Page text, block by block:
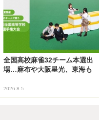
全国高校麻雀32チーム本選出
場…麻布や大阪星光、東海も
2026.8.5